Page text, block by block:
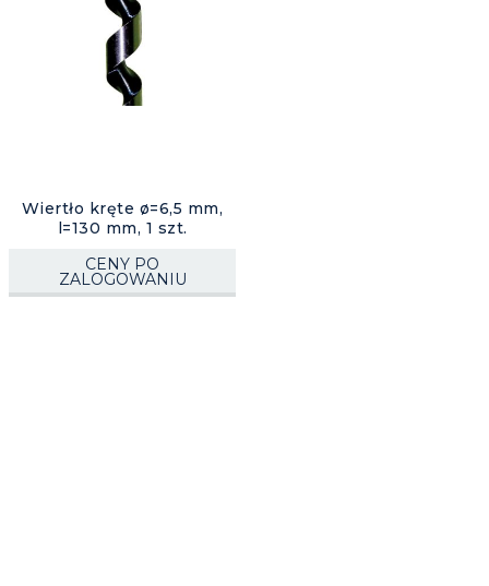
Wiertło kręte ø=6,5 mm,
l=130 mm, 1 szt.
CENY PO
ZALOGOWANIU